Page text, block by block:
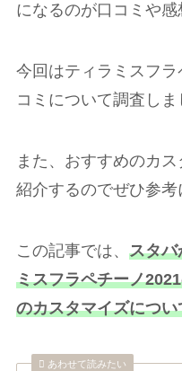
になるのが口コミや感
今回はティラミスフ
コミについて調査しま
また、おすすめのカ
紹介するのでぜひ参考
この記事では、 スタバ
ミスフラペチーノ
のカスタマイズにつ
あわせて読みたい